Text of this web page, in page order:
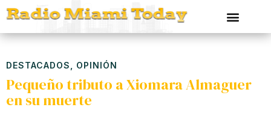
DESTACADOS OPINIÓN
Pequeño tributo a Xiomara Almaguer
en su muerte